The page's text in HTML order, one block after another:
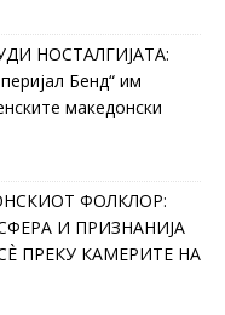
НОСТАЛГИЈАТА:
Бенд“ им
македонски
ФОЛКЛОР:
И ПРИЗНАНИЈА
ПРЕКУ КАМЕРИТЕ НА